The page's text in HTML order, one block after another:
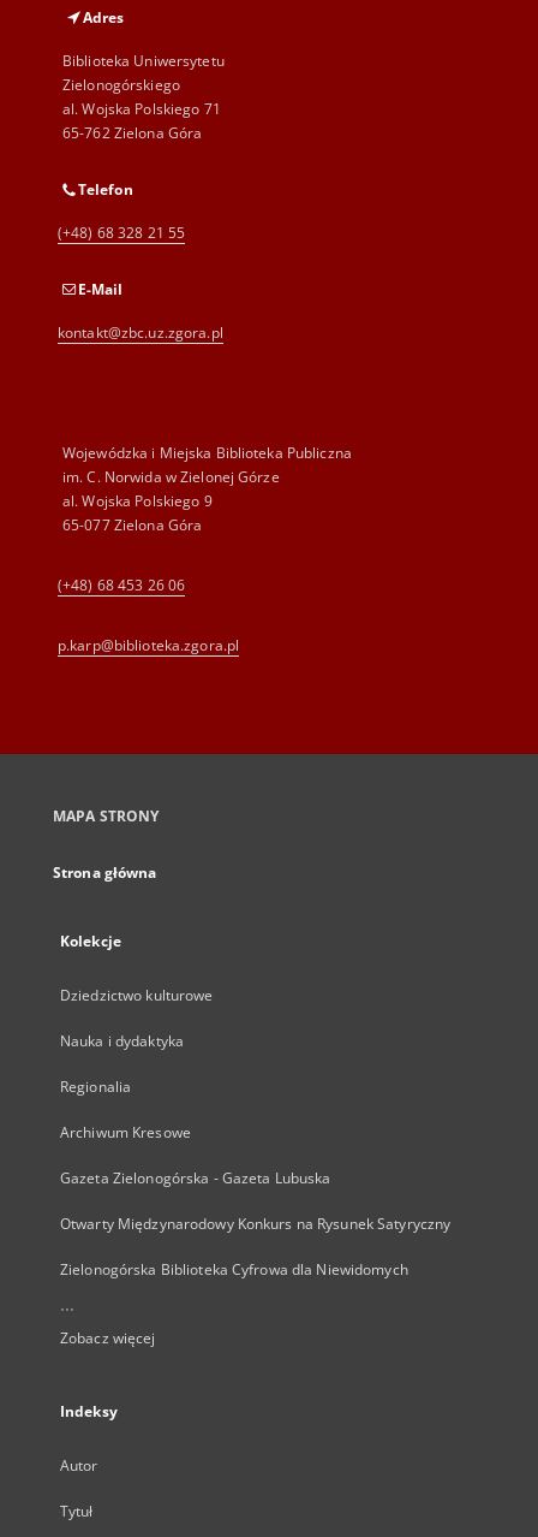
Adres
Biblioteka Uniwersytetu
Zielonogórskiego
al. Wojska Polskiego 71
65-762 Zielona Góra
Telefon
(+48) 68 328 21 55
E-Mail
kontakt@zbc.uz.zgora.pl
Wojewódzka i Miejska Biblioteka Publiczna
im. C. Norwida w Zielonej Górze
al. Wojska Polskiego 9
65-077 Zielona Góra
(+48) 68 453 26 06
p.karp@biblioteka.zgora.pl
MAPA STRONY
Strona główna
Kolekcje
Dziedzictwo kulturowe
Nauka i dydaktyka
Regionalia
Archiwum Kresowe
Gazeta Zielonogórska - Gazeta Lubuska
Otwarty Międzynarodowy Konkurs na Rysunek Satyryczny
Zielonogórska Biblioteka Cyfrowa dla Niewidomych
...
Zobacz więcej
Indeksy
Autor
Tytuł